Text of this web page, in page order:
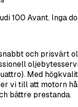
100 Avant. Inga
och prisvärt
Med
vi till att motorn
bättre prestanda.